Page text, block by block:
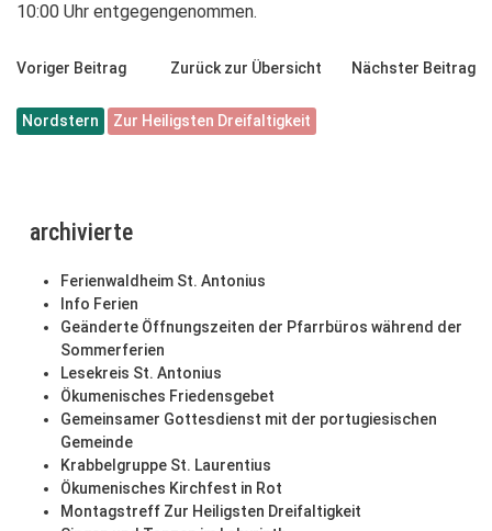
10:00 Uhr entgegengenommen.
Voriger Beitrag Zurück zur Übersicht Nächster Beitrag
Nordstern Zur Heiligsten Dreifaltigkeit
archivierte
Ferienwaldheim St. Antonius
Info Ferien
Geänderte Öffnungszeiten der Pfarrbüros während der
Sommerferien
Lesekreis St. Antonius
Ökumenisches Friedensgebet
Gemeinsamer Gottesdienst mit der portugiesischen
Gemeinde
Krabbelgruppe St. Laurentius
Ökumenisches Kirchfest in Rot
Montagstreff Zur Heiligsten Dreifaltigkeit